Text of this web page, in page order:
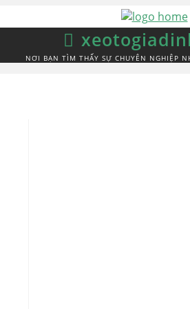
NƠI BẠN TÌM THẤY SỰ CHUYÊN NGHIỆP